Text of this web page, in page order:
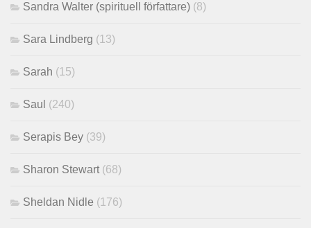
Sandra Walter (spirituell författare) (8)
Sara Lindberg (13)
Sarah (15)
Saul (240)
Serapis Bey (39)
Sharon Stewart (68)
Sheldan Nidle (176)